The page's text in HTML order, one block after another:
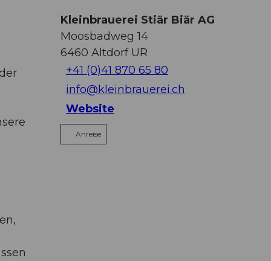
Kleinbrauerei Stiär Biär AG
Moosbadweg 14
6460 Altdorf UR
+41 (0)41 870 65 80
info@kleinbrauerei.ch
Website
Anreise